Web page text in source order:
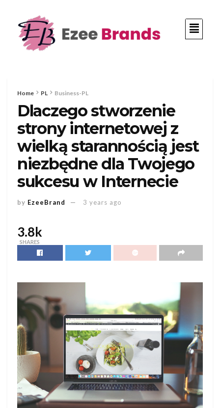
Home PL Business-PL
Dlaczego stworzenie
strony internetowej z
wielką starannością jest
niezbędne dla Twojego
sukcesu w Internecie
by EzeeBrand 3 years ago
3.8k
SHARES